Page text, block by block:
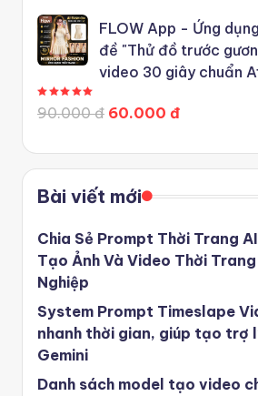
FLOW App - Ứng
đề "Thử đồ trước
video 30 giây chuẩn
90.000 đ 60.000 đ
Bài viết mới
Chia Sẻ Prompt Thời Trang
Tạo Ảnh Và Video Thời Trang
Nghiệp
System Prompt Timeslape
nhanh thời gian, giúp tạo trợ
Gemini
Danh sách model tạo video